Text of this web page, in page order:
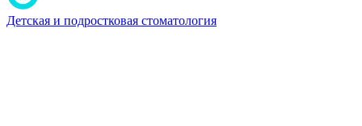
Детская и подростковая стоматология